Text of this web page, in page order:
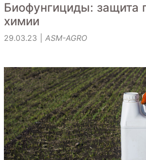
Биофунгициды: защита
химии
29.03.23 | ASM-AGRO